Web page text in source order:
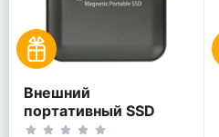
Внешний
портативный SSD
накопитель